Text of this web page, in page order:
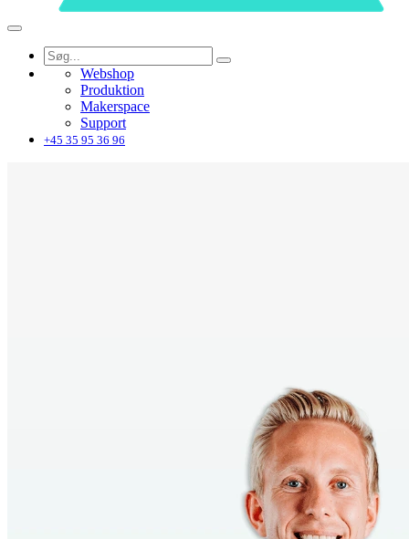
Webshop
Produktion
Makerspace
Support
+45 35 95 36 96